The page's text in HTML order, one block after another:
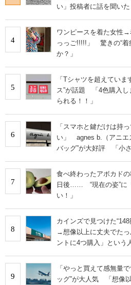
い」投稿者に話を聞いた
4
ワンピースを着た女性
っっご!!!!!」 驚きの“着
か？」
5
「Tシャツを超えてい
ス”が話題 「4色購入し
られる！！」
6
「スマホと鍵だけは持
い」 agnes b.（アニエ
バッグ”が大好評 「小
7
食べ終わったアボカド
日後…… “現在の姿”に
い！」
8
カインズで見つけた
→想像以上に丈夫でた
ントに4つ購入」という
9
「やっと買えて感無量
ッグ”が大人気 「想像